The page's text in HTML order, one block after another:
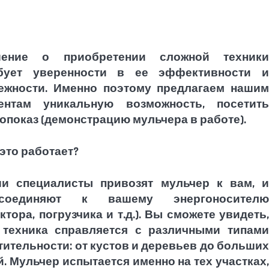
о приобретении сложной техники
уверенности в ее эффективности и
Именно поэтому предлагаем нашим
уникальную возможность, посетить
(демонстрацию мульчера в работе).
работает?
специалисты привозят мульчер к вам, и
к вашему энергоносителю
погрузчика и т.д.). Вы сможете увидеть,
справляется с различными типами
от кустов и деревьев до больших
Мульчер испытается именно на тех участках,